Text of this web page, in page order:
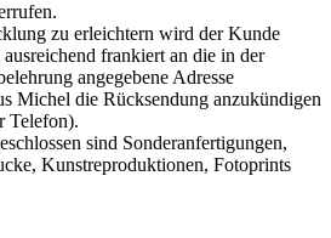
zu erleichtern wird der Kunde
frankiert an die in der
angegebene Adresse
Michel die Rücksendung anzukündigen
Telefon).
sind Sonderanfertigungen,
Kunstreproduktionen, Fotoprints